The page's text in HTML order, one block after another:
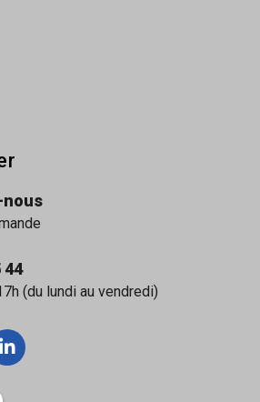
44
(du lundi au vendredi)